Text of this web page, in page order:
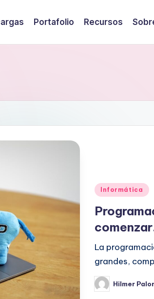
Portafolio Recursos
Publicado
Informática
La
grandes,
Publicado
por
Hilmer